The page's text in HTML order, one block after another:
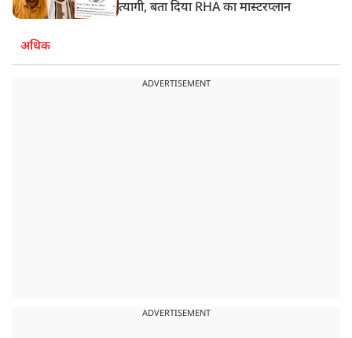
त्यागी, बता दिया RHA का मास्टरप्लान
अधिक
ADVERTISEMENT
ADVERTISEMENT